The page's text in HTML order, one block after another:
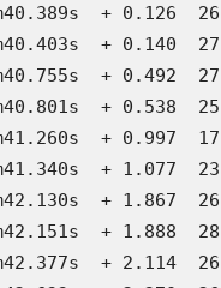
+ 0.126  26
+ 0.140  27
+ 0.492  27
+ 0.538  25
+ 0.997  17
+ 1.077  23
+ 1.867  26
+ 1.888  28
+ 2.114  26